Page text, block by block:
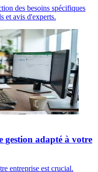
des besoins spécifiques
et avis d'experts.
gestion adapté à votre
entreprise est crucial.